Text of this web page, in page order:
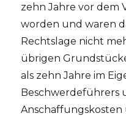
zehn Jahre vor dem
worden und waren
Rechtslage nicht
übrigen
als zehn Jahre im
Beschwerdeführers